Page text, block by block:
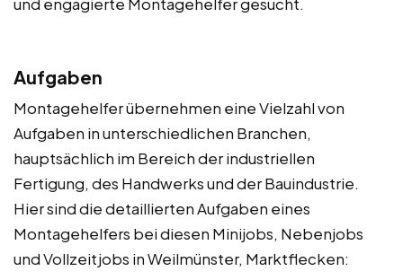
Aufgaben
Montagehelfer übernehmen eine Vielzahl von
Aufgaben in unterschiedlichen Branchen,
hauptsächlich im Bereich der industriellen
Fertigung, des Handwerks und der Bauindustrie.
Hier sind die detaillierten Aufgaben eines
Montagehelfers bei diesen Minijobs, Nebenjobs
und Vollzeitjobs in Weilmünster, Marktflecken: